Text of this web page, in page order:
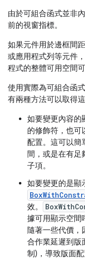
由於可組合函式並非
前的視窗指標。
如果元件用於邊框間
或應用程式列等元件
程式的整體可用空間
使用實際為可組合函
有兩種方法可以取得
如要變更內容的
的修飾符，也可
配置。這可以簡
間，或是在有
子項。
如要變更的是顯
效。
據可用顯示空間
隨著一些代價，
合作業延遲到版
制)，導致版面